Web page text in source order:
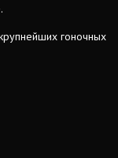
гоночных